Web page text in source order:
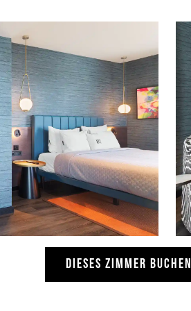
DIESES ZIMMER BUCHEN